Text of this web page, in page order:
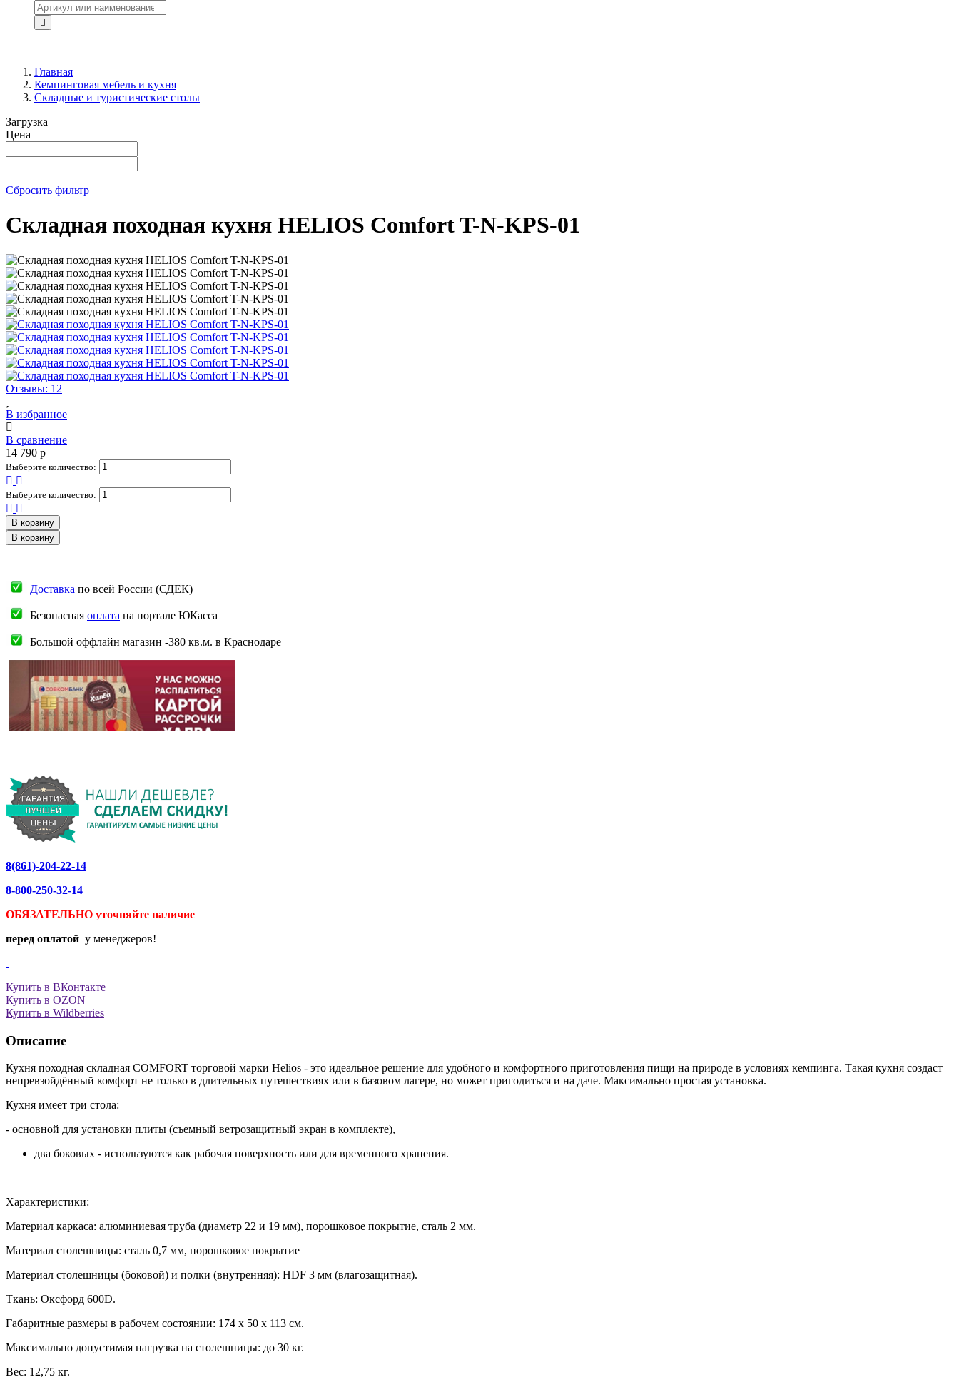
Главная
Кемпинговая мебель и кухня
Складные и туристические столы
Загрузка
Цена
Сбросить фильтр
Складная походная кухня HELIOS Comfort T-N-KPS-01
Отзывы: 12
В избранное
В сравнение
14 790 p
Выберите количество:
Выберите количество:
В корзину
В корзину
Доставка по всей России (СДЕК)
Безопасная оплата на портале ЮКасса
Большой оффлайн магазин -380 кв.м. в Краснодаре
8(861)-204-22-14
8-800-250-32-14
ОБЯЗАТЕЛЬНО уточняйте наличие
перед оплатой у менеджеров!
Купить в ВКонтакте
Купить в OZON
Купить в Wildberries
Описание
Кухня походная складная COMFORT торговой марки Helios - это идеальное решение для удобного и комфортного приготовления пищи на природе в условиях кемпинга. Такая кухня создаст
непревзойдённый комфорт не только в длительных путешествиях или в базовом лагере, но может пригодиться и на даче. Максимально простая установка.
Кухня имеет три стола:
- основной для установки плиты (съемный ветрозащитный экран в комплекте),
два боковых - используются как рабочая поверхность или для временного хранения.
Характеристики:
Материал каркаса: алюминиевая труба (диаметр 22 и 19 мм), порошковое покрытие, сталь 2 мм.
Материал столешницы: сталь 0,7 мм, порошковое покрытие
Материал столешницы (боковой) и полки (внутренняя): HDF 3 мм (влагозащитная).
Ткань: Оксфорд 600D.
Габаритные размеры в рабочем состоянии: 174 х 50 х 113 см.
Максимально допустимая нагрузка на столешницы: до 30 кг.
Вес: 12,75 кг.